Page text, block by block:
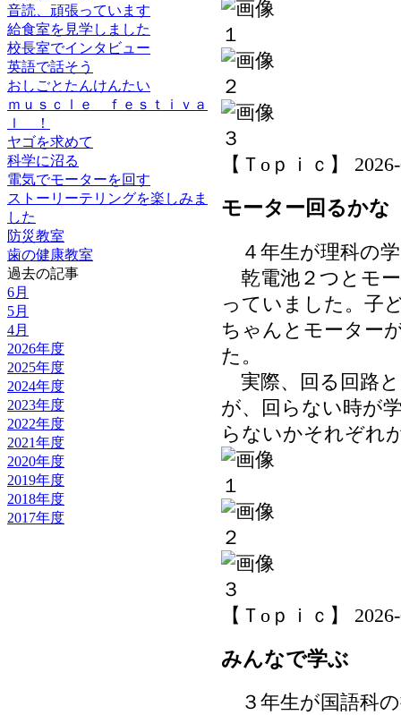
音読、頑張っています
給食室を見学しました
校長室でインタビュー
英語で話そう
おしごとたんけんたい
ｍｕｓｃｌｅ ｆｅｓｔｉｖａ
ｌ ！
ヤゴを求めて
科学に沼る
電気でモーターを回す
ストーリーテリングを楽しみま
した
防災教室
歯の健康教室
過去の記事
6月
5月
4月
2026年度
2025年度
2024年度
2023年度
2022年度
2021年度
2020年度
2019年度
2018年度
2017年度
【Ｔoｐｉｃ】
モーター回るかな
４年生が理科の
乾電池２つとモ
っていました。子
ちゃんとモーター
た。
実際、回る回路
が、回らない時が
らないかそれぞれ
【Ｔoｐｉｃ】
みんなで学ぶ
３年生が国語科